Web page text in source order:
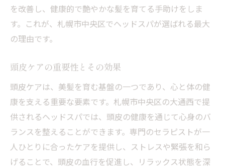
札幌市中央区の人気リラクゼーションスポ
ット
多忙な日常から逃れる極上の時間
心身のバランスを整えるヒーリング体験
ヘッドスパ後の変化と持続力
ヘッドスパの専門家による個別ケアで健康をサ
ポート
専門的な知識に基づく個別対応
カスタマイズされたケアプランの提案
を改善し、健康的で艶やかな髪を育てる手助けをしま
す。これが、札幌市中央区でヘッドスパが選ばれる最大
の理由です。
頭皮ケアの重要性とその効果
頭皮ケアは、美髪を育む基盤の一つであり、心と体の健
康を支える重要な要素です。札幌市中央区の大通西で提
供されるヘッドスパでは、頭皮の健康を通じて心身のバ
ランスを整えることができます。専門のセラピストが一
人ひとりに合ったケアを提供し、ストレスや緊張を和ら
げることで、頭皮の血行を促進し、リラックス状態を深